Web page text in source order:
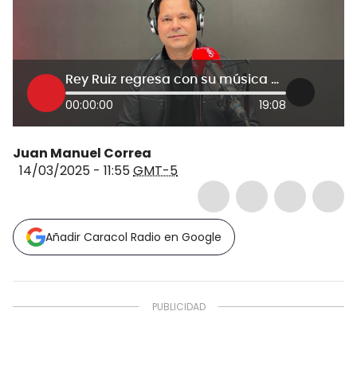
Rey Ruiz regresa con su música a Bogotá : “Conozco Colombia mejor que ustedes”
00:00:00 19:08
Juan Manuel Correa
14/03/2025 - 11:55GMT-5
Añadir Caracol Radio en Google